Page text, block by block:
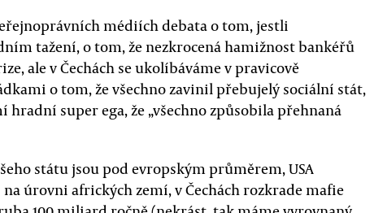
médiích debata o tom, jestli
tažení, o tom, že nezkrocená hamižnost bankéřů
ale v Čechách se ukolíbáváme v pravicově
o tom, že všechno zavinil přebujelý sociální stát,
hradní super ega, že „všechno způsobila přehnaná
státu jsou pod evropským průměrem, USA
úrovni afrických zemí, v Čechách rozkrade mafie